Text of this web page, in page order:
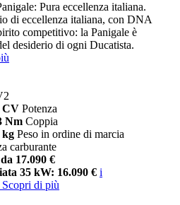
Pura eccellenza italiana.
di eccellenza italiana, con DNA
competitivo: la Panigale è
desiderio di ogni Ducatista.
CV Potenza
Nm Coppia
kg Peso in ordine di marcia
carburante
17.090 €
35 kW: 16.090 € i
Scopri di più